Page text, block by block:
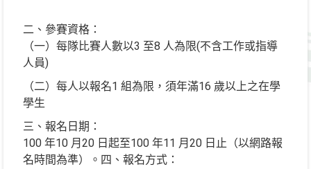
二、參賽資格：
（一）每隊比賽人數以3 至8 人為限(不含工作或指導
人員)
（二）每人以報名1 組為限，須年滿16 歲以上之在學
學生
三、報名日期：
100 年10 月20 日起至100 年11 月20 日止（以網路報
名時間為準）。四、報名方式：